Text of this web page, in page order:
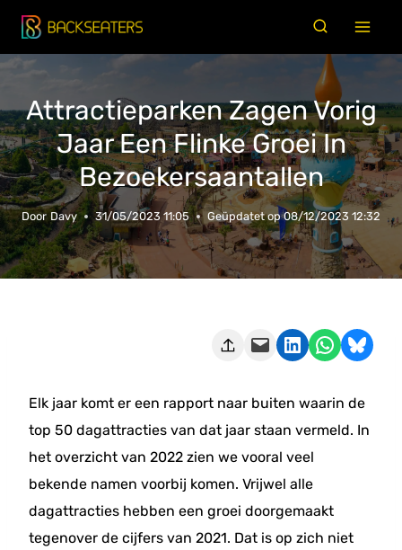
Doorgaan
naar
inhoud
Attractieparken Zagen Vorig
Jaar Een Flinke Groei In
Bezoekersaantallen
Door Davy 31/05/2023 11:05 Geüpdatet op 08/12/2023 12:32
Deze pagina e-mailen Delen op LinkedIn Delen via WhatsApp Share on Bluesky
Elk jaar komt er een rapport naar buiten waarin de
top 50 dagattracties van dat jaar staan vermeld. In
het overzicht van 2022 zien we vooral veel
bekende namen voorbij komen. Vrijwel alle
dagattracties hebben een groei doorgemaakt
tegenover de cijfers van 2021. Dat is op zich niet